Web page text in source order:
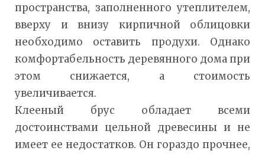
пространства, заполненного утеплителем,
вверху и внизу кирпичной облицовки
необходимо оставить продухи. Однако
комфортабельность деревянного дома при
этом снижается, а стоимость
увеличивается.
Клееный брус обладает всеми
достоинствами цельной древесины и не
имеет ее недостатков. Он гораздо прочнее,